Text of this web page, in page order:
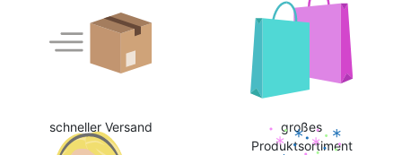
schneller Versand
großes
Produktsortiment